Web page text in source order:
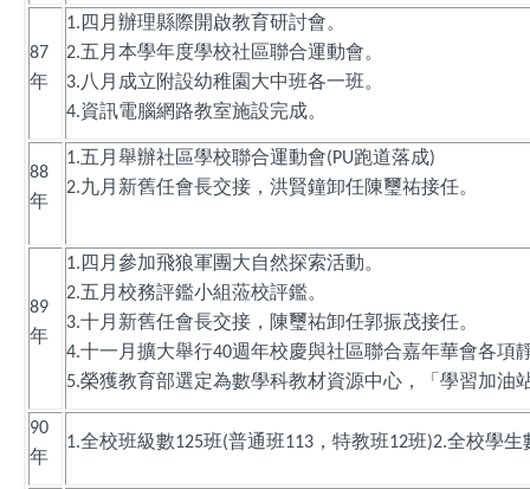
87
年
1. 四月辦理縣際開啟教育研討會。
2.五月本學年度學校社區聯合運動會。
3.八月成立附設幼稚園大中班各一班。
4.資訊電腦網路教室施設完成。
88
年
1.五月舉辦社區學校聯合運動會(PU跑道落成)
2.九月新舊任會長交接，洪賢鐘卸任陳璽祐接任。
89
年
1. 四月參加飛狼軍團大自然探索活動。
2.五月校務評鑑小組蒞校評鑑。
3.十月新舊任會長交接，陳璽祐卸任郭振茂接任。
4.十一月擴大舉行40週年校慶與社區聯合嘉年華會各項
5.榮獲教育部選定為數學科教材資源中心，「學習加油
90
年
1.全校班級數125班(普通班113 ，特教班12班)2.全校學生